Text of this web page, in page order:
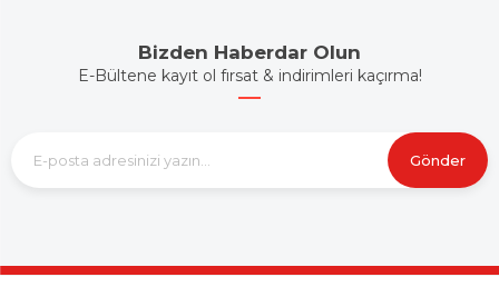
Bizden Haberdar Olun
E-Bültene kayıt ol fırsat & indirimleri kaçırma!
Gönder